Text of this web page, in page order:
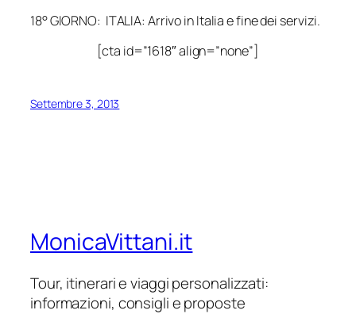
18° GIORNO: ITALIA: Arrivo in Italia e fine dei servizi.
[cta id=”1618″ align=”none”]
Settembre 3, 2013
MonicaVittani.it
Tour, itinerari e viaggi personalizzati:
informazioni, consigli e proposte